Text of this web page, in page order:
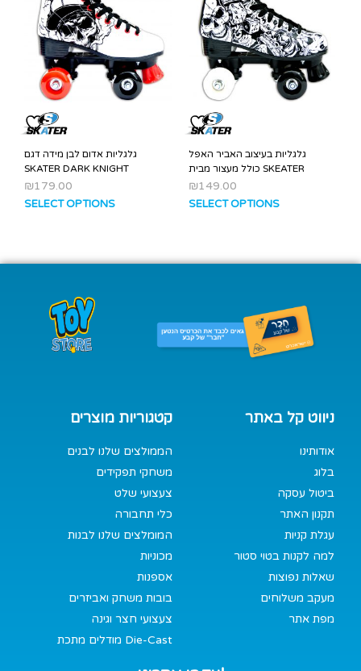
גלגליות אדום לבן מידה דגם
SKATER DARK KNIGHT
₪179.00
SELECT OPTIONS
גלגליות בעיצוב האביר האפל
כולל מעצור מבית SKEATER
₪149.00
SELECT OPTIONS
קטגוריות מוצרים
הממולצים שלנו לבנים
משחקי תפקידים
צעצועי שלט
כלי תחבורה
המומלצים שלנו לבנות
מכוניות
אספנות
בובות משחק ואביזרים
צעצועי חצר וגינה
מודלים מתכת Die-Cast
ניווט קל באתר
אודותינו
בלוג
ביטול עסקה
תקנון האתר
עגלת קניות
למה לקנות בטוי סטור
שאלות נפוצות
מעקב משלוחים
מפת אתר